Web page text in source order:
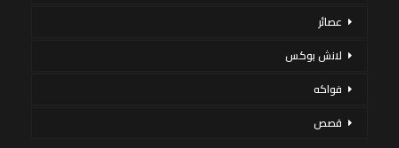
عصائر
لانش بوكس
فواكه
قصص